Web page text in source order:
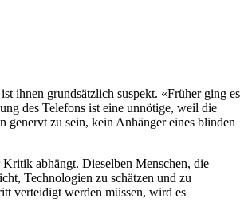
ihnen grundsätzlich suspekt. «Früher ging es
des Telefons ist eine unnötige, weil die
genervt zu sein, kein Anhänger eines blinden
abhängt. Dieselben Menschen, die
Technologien zu schätzen und zu
verteidigt werden müssen, wird es